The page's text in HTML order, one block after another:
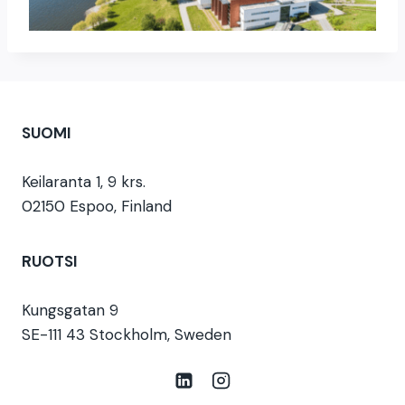
SUOMI
Keilaranta 1, 9 krs.
02150 Espoo, Finland
RUOTSI
Kungsgatan 9
SE-111 43 Stockholm, Sweden